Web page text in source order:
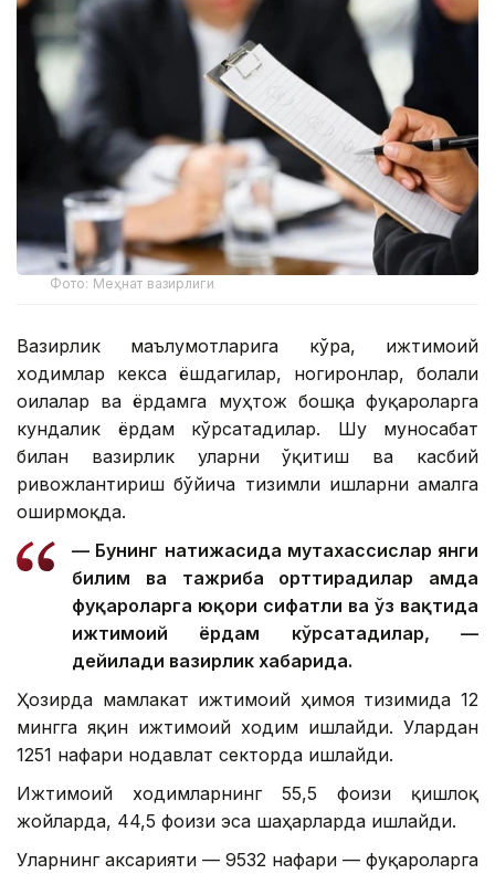
Фото: Меҳнат вазирлиги
Вазирлик маълумотларига кўра, ижтимоий
ходимлар кекса ёшдагилар, ногиронлар, болали
оилалар ва ёрдамга муҳтож бошқа фуқароларга
кундалик ёрдам кўрсатадилар. Шу муносабат
билан вазирлик уларни ўқитиш ва касбий
ривожлантириш бўйича тизимли ишларни амалга
оширмоқда.
— Бунинг натижасида мутахассислар янги
билим ва тажриба орттирадилар ҳамда
фуқароларга юқори сифатли ва ўз вақтида
ижтимоий ёрдам кўрсатадилар, —
дейилади вазирлик хабарида.
Ҳозирда мамлакат ижтимоий ҳимоя тизимида 12
мингга яқин ижтимоий ходим ишлайди. Улардан
1251 нафари нодавлат секторда ишлайди.
Ижтимоий ходимларнинг 55,5 фоизи қишлоқ
жойларда, 44,5 фоизи эса шаҳарларда ишлайди.
Уларнинг аксарияти — 9532 нафари — фуқароларга